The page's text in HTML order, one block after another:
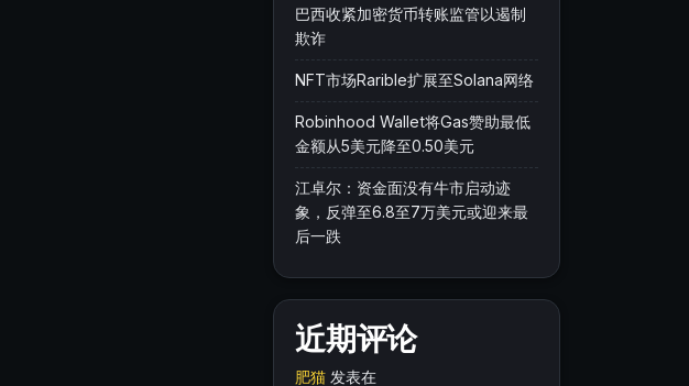
巴西收紧加密货币转账监管以遏制
欺诈
NFT市场Rarible扩展至Solana网络
Robinhood Wallet将Gas赞助最低
金额从5美元降至0.50美元
江卓尔：资金面没有牛市启动迹
象，反弹至6.8至7万美元或迎来最
后一跌
近期评论
肥猫 发表在